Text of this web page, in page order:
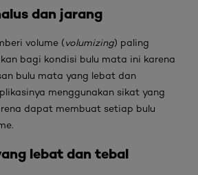
dan jarang
volume (volumizing) paling
bagi kondisi bulu mata ini karena
bulu mata yang lebat dan
menggunakan sikat yang
dapat membuat setiap bulu
lebat dan tebal